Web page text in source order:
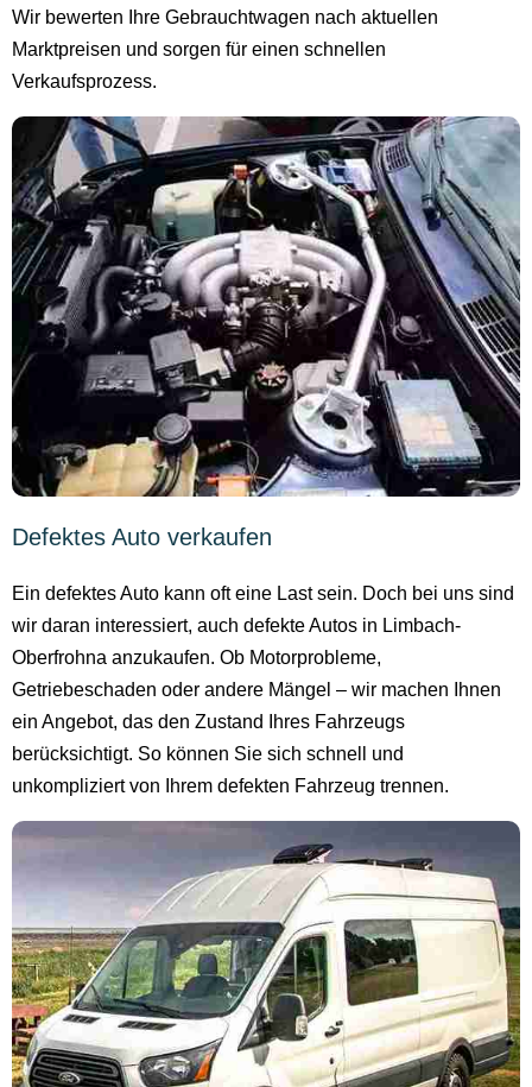
Wir bewerten Ihre Gebrauchtwagen nach aktuellen
Marktpreisen und sorgen für einen schnellen
Verkaufsprozess.
Defektes Auto verkaufen
Ein defektes Auto kann oft eine Last sein. Doch bei uns sind
wir daran interessiert, auch defekte Autos in Limbach-
Oberfrohna anzukaufen. Ob Motorprobleme,
Getriebeschaden oder andere Mängel – wir machen Ihnen
ein Angebot, das den Zustand Ihres Fahrzeugs
berücksichtigt. So können Sie sich schnell und
unkompliziert von Ihrem defekten Fahrzeug trennen.